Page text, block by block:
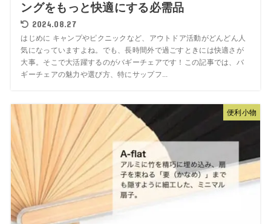
ングをもっと快適にする必需品
2024.08.27
はじめに キャンプやピクニックなど、アウトドア活動がどんどん人
気になっていますよね。でも、長時間外で過ごすときには快適さが
大事。そこで大活躍するのがバギーチェアです！この記事では、バ
ギーチェアの魅力や選び方、特にサップフ...
便利小物